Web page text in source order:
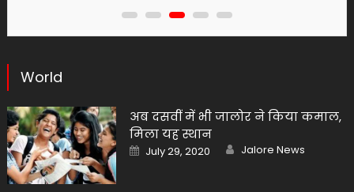
World
अब दसवीं में भी जालोर ने किया कमाल,
मिला यह स्थान
Posted
on
July 29, 2020 Author
Jalore News